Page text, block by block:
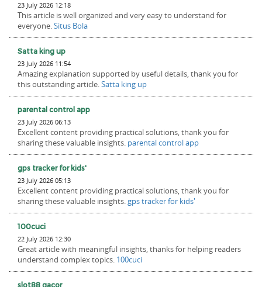
23 July 2026 12:18
This article is well organized and very easy to understand for
everyone.Situs Bola
Satta king up
23 July 2026 11:54
Amazing explanation supported by useful details, thank you for
this outstanding article.Satta king up
parental control app
23 July 2026 06:13
Excellent content providing practical solutions, thank you for
sharing these valuable insights. parental control app
gps tracker for kids'
23 July 2026 05:13
Excellent content providing practical solutions, thank you for
sharing these valuable insights. gps tracker for kids'
100cuci
22 July 2026 12:30
Great article with meaningful insights, thanks for helping readers
understand complex topics. 100cuci
slot88 gacor